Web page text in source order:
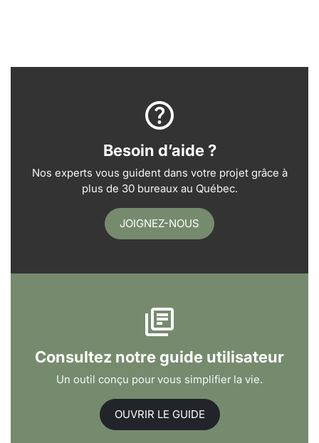
Besoin d’aide ?
Nos experts vous guident dans votre projet grâce à
plus de 30 bureaux au Québec.
JOIGNEZ-NOUS
Consultez notre guide utilisateur
Un outil conçu pour vous simplifier la vie.
OUVRIR LE GUIDE